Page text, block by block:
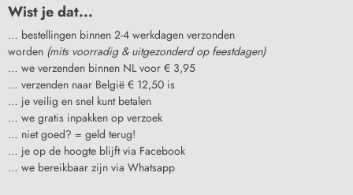
Wist je dat...
… bestellingen binnen 2-4 werkdagen verzonden
worden (mits voorradig & uitgezonderd op feestdagen)
… we verzenden binnen NL voor € 3,95
… verzenden naar België € 12,50 is
… je veilig en snel kunt betalen
… we gratis inpakken op verzoek
… niet goed? = geld terug!
… je op de hoogte blijft via Facebook
… we bereikbaar zijn via Whatsapp